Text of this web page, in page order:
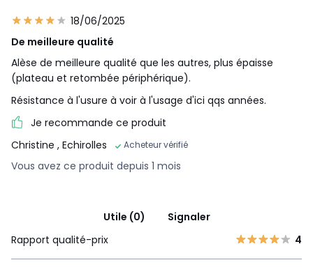
18/06/2025
De meilleure qualité
Alèse de meilleure qualité que les autres, plus épaisse
(plateau et retombée périphérique).
Résistance à l'usure à voir à l'usage d'ici qqs années.
Je recommande ce produit
Christine , Echirolles Acheteur vérifié
Vous avez ce produit depuis 1 mois
Utile (0)
Signaler
Rapport qualité-prix
4